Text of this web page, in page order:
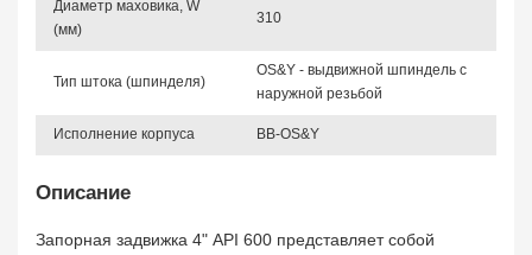
Диаметр маховика, W
(мм)
310
Тип штока (шпинделя)
OS&Y - выдвижной шпиндель с
наружной резьбой
Исполнение корпуса BB-OS&Y
Описание
Запорная задвижка 4" API 600 представляет собой